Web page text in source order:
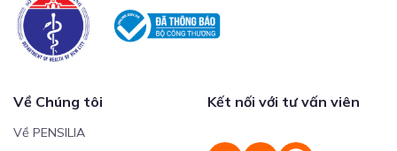
Về Chúng tôi
Về PENSILIA
Kết nối với tư vấn viên